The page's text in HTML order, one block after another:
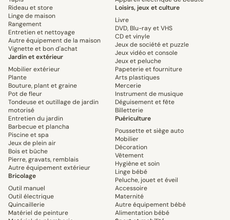
Rideau et store
Linge de maison
Rangement
Entretien et nettoyage
Autre équipement de la maison
Vignette et bon d'achat
Jardin et extérieur
Mobilier extérieur
Plante
Bouture, plant et graine
Pot de fleur
Tondeuse et outillage de jardin
motorisé
Entretien du jardin
Barbecue et plancha
Piscine et spa
Jeux de plein air
Bois et bûche
Pierre, gravats, remblais
Autre équipement extérieur
Bricolage
Outil manuel
Outil électrique
Quincaillerie
Matériel de peinture
Loisirs, jeux et culture
Livre
DVD, Blu-ray et VHS
CD et vinyle
Jeux de société et puzzle
Jeux vidéo et console
Jeux et peluche
Papeterie et fourniture
Arts plastiques
Mercerie
Instrument de musique
Déguisement et fête
Billetterie
Puériculture
Poussette et siège auto
Mobilier
Décoration
Vêtement
Hygiène et soin
Linge bébé
Peluche, jouet et éveil
Accessoire
Maternité
Autre équipement bébé
Alimentation bébé